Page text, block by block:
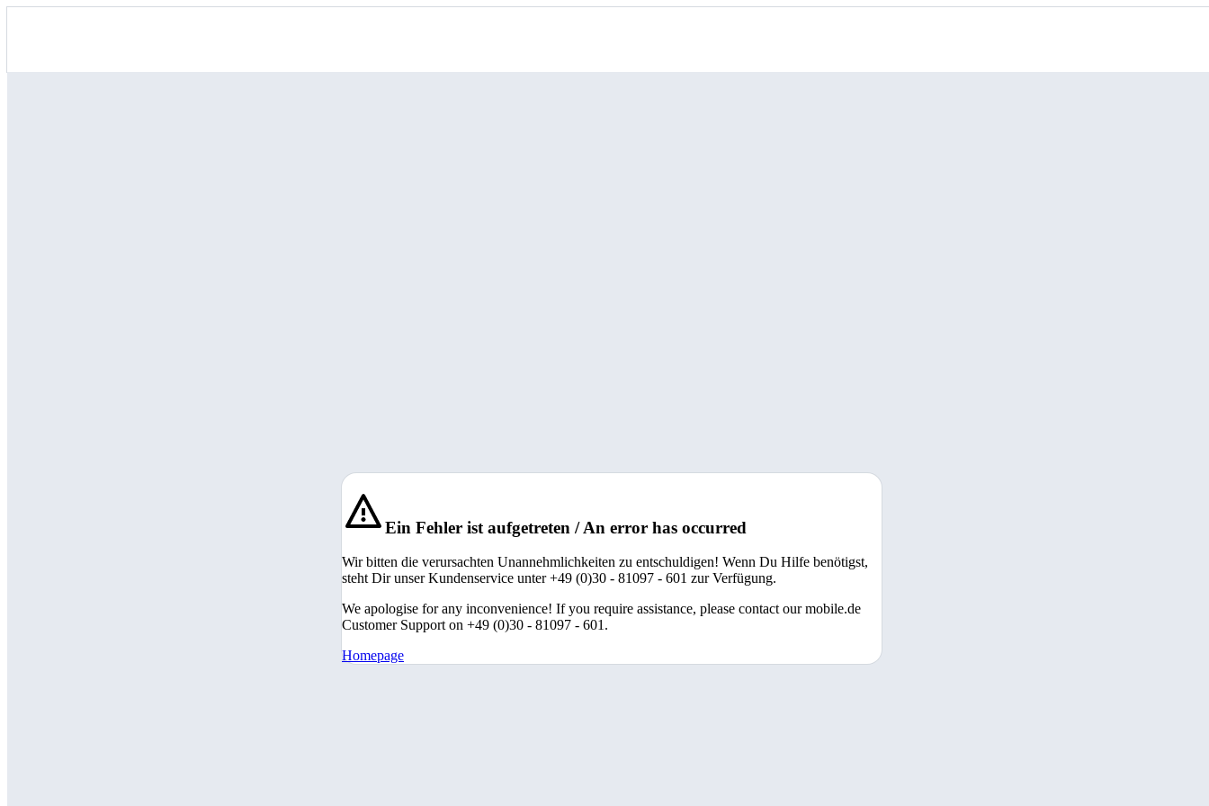
Ein Fehler ist aufgetreten / An error has occurred
Wir bitten die verursachten Unannehmlichkeiten zu entschuldigen! Wenn Du Hilfe benötigst,
steht Dir unser Kundenservice unter +49 (0)30 - 81097 - 601 zur Verfügung.
We apologise for any inconvenience! If you require assistance, please contact our mobile.de
Customer Support on +49 (0)30 - 81097 - 601.
Homepage